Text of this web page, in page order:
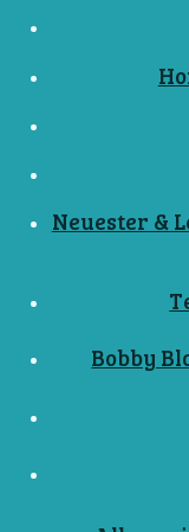
Neuester &
Bobby